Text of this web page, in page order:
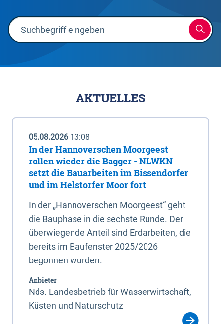
AKTUELLES
05.08.2026 13:08
In der Hannoverschen Moorgeest
rollen wieder die Bagger - NLWKN
setzt die Bauarbeiten im Bissendorfer
und im Helstorfer Moor fort
In der „Hannoverschen Moorgeest“ geht
die Bauphase in die sechste Runde. Der
überwiegende Anteil sind Erdarbeiten, die
bereits im Baufenster 2025/2026
begonnen wurden.
Anbieter
Nds. Landesbetrieb für Wasserwirtschaft,
Küsten und Naturschutz